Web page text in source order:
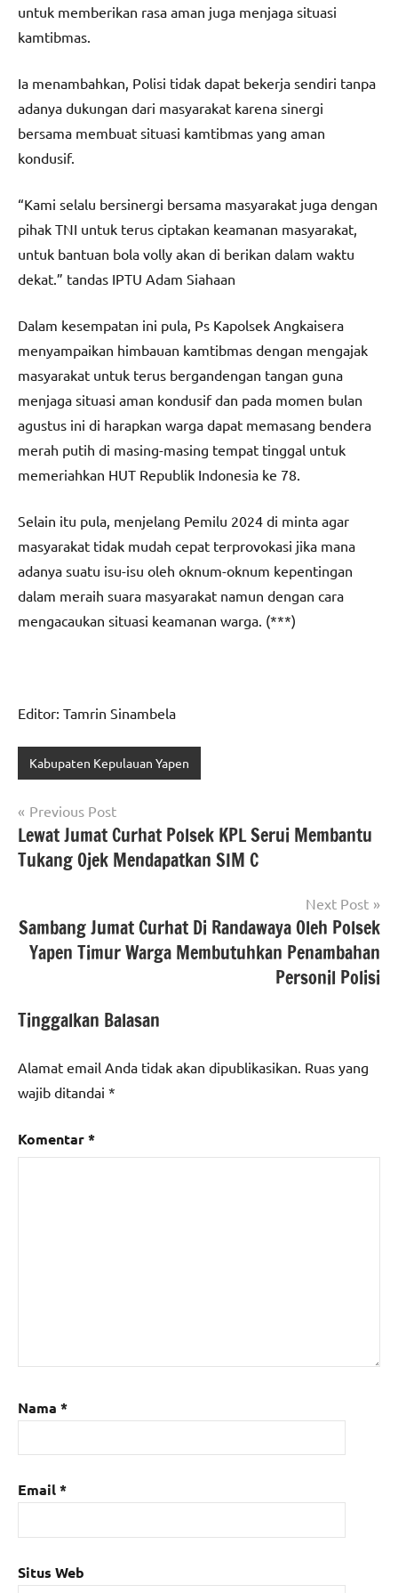
untuk memberikan rasa aman juga menjaga situasi
kamtibmas.
Ia menambahkan, Polisi tidak dapat bekerja sendiri tanpa
adanya dukungan dari masyarakat karena sinergi
bersama membuat situasi kamtibmas yang aman
kondusif.
“Kami selalu bersinergi bersama masyarakat juga dengan
pihak TNI untuk terus ciptakan keamanan masyarakat,
untuk bantuan bola volly akan di berikan dalam waktu
dekat.” tandas IPTU Adam Siahaan
Dalam kesempatan ini pula, Ps Kapolsek Angkaisera
menyampaikan himbauan kamtibmas dengan mengajak
masyarakat untuk terus bergandengan tangan guna
menjaga situasi aman kondusif dan pada momen bulan
agustus ini di harapkan warga dapat memasang bendera
merah putih di masing-masing tempat tinggal untuk
memeriahkan HUT Republik Indonesia ke 78.
Selain itu pula, menjelang Pemilu 2024 di minta agar
masyarakat tidak mudah cepat terprovokasi jika mana
adanya suatu isu-isu oleh oknum-oknum kepentingan
dalam meraih suara masyarakat namun dengan cara
mengacaukan situasi keamanan warga. (***)
Editor: Tamrin Sinambela
Kabupaten Kepulauan Yapen
Navigasi
pos
Previous Post
Lewat Jumat Curhat Polsek KPL Serui Membantu
Tukang Ojek Mendapatkan SIM C
Next Post
Sambang Jumat Curhat Di Randawaya Oleh Polsek
Yapen Timur Warga Membutuhkan Penambahan
Personil Polisi
Tinggalkan Balasan
Alamat email Anda tidak akan dipublikasikan. Ruas yang
wajib ditandai *
Komentar*
Nama *
Email*
Situs Web